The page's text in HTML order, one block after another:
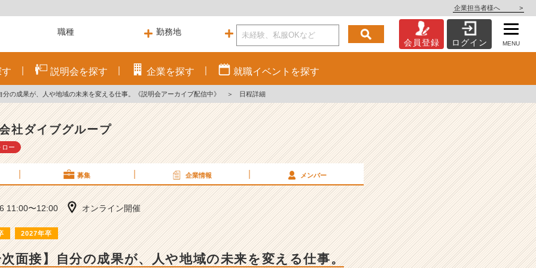
企業担当者様へ >
会員登録 ログイン MENU
説明会を探す 企業を探す 就職イベント を探す
の成果が、人や地域の未来を変える仕事。《説明会アーカイブ配信中》 ＞ 日程詳細
社ダイブグループ
ロー
募集 企業情報 メンバー
11:00〜12:00 オンライン開催
2027年卒
面接】自分の成果が、人や地域の未来を変える仕事。